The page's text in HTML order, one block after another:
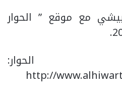
مع موقع ” الحوار
http://